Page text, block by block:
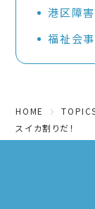
港区障
福祉会
HOME
スイカ割りだ！